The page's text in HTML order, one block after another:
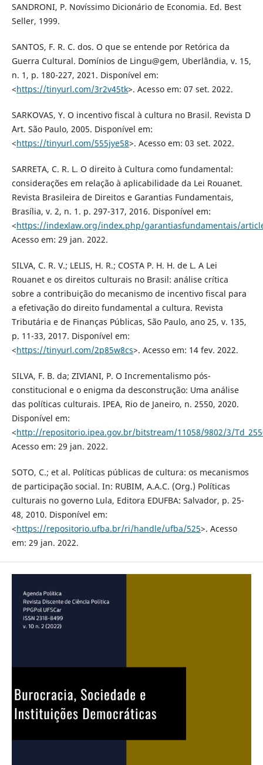
SANDRONI, P. Novíssimo Dicionário de Economia. Ed. Best
Seller, 1999.
SANTOS, F. R. C. dos. O que se entende por Retórica da
Guerra Cultural. Domínios de Lingu@gem, Uberlândia, v. 15,
n. 1, p. 180-227, 2021. Disponível em:
<https://tinyurl.com/3r2v45tk>. Acesso em: 07 set. 2022.
SARKOVAS, Y. O incentivo fiscal à cultura no Brasil. Revista D
´Art. São Paulo, 2005. Disponível em:
<https://tinyurl.com/555jye58>. Acesso em: 03 set. 2022.
SARRETA, C. R. L. O direito à Cultura como fundamental:
considerações em relação à aplicabilidade da Lei Rouanet.
Revista Brasileira de Direitos e Garantias Fundamentais,
Brasília, v. 2, n. 1. p. 297-317, 2016. Disponível em:
<https://indexlaw.org/index.php/garantiasfundamentais/
Acesso em: 29 jan. 2022.
SILVA, C. R. V.; LELIS, H. R.; COSTA P. H. H. de L. A Lei
Rouanet e os direitos culturais no Brasil: análise crítica
sobre a contribuição do mecanismo de incentivo fiscal para
a efetivação do direito fundamental a cultura. Revista
Tributária e de Finanças Públicas, São Paulo, ano 25, v. 135,
p. 11-33, 2017. Disponível em:
<https://tinyurl.com/2p85w8cs>. Acesso em: 14 fev. 2022.
SILVA, F. B. da; ZIVIANI, P. O Incrementalismo pós-
constitucional e o enigma da desconstrução: Uma análise
das políticas culturais. IPEA, Rio de Janeiro, n. 2550, 2020.
Disponível em:
<http://repositorio.ipea.gov.br/bitstream/11058/9802/3/
Acesso em: 29 jan. 2022.
SOTO, C.; et al. Políticas públicas de cultura: os mecanismos
de participação social. In: RUBIM, A.A.C. (Org.) Políticas
culturais no governo Lula, Editora EDUFBA: Salvador, p. 25-
48, 2010. Disponível em:
<https://repositorio.ufba.br/ri/handle/ufba/525>. Acesso
em: 29 jan. 2022.